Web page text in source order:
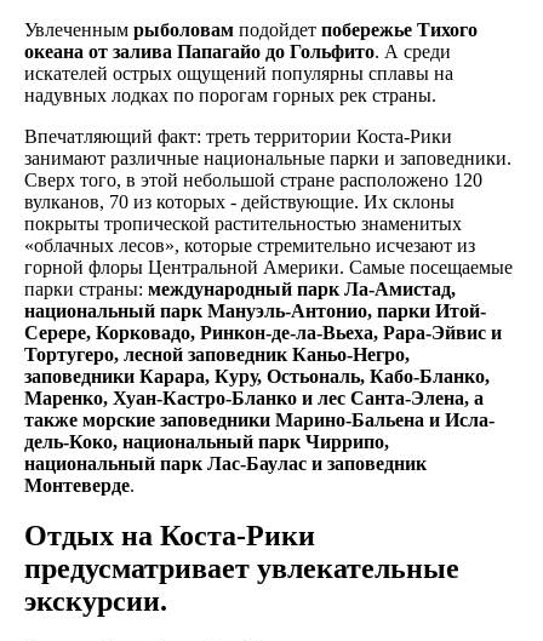
Увлеченнымрыболовамподойдетпобережье Тихого
океана от залива Папагайо до Гольфито. А среди
искателей острых ощущений популярны сплавы на
надувных лодках по порогам горных рек страны.
Впечатляющий факт: треть территории Коста-Рики
занимают различные национальные парки и заповедники.
Сверх того, в этой небольшой стране расположено 120
вулканов, 70 из которых - действующие. Их склоны
покрыты тропической растительностью знаменитых
«облачных лесов», которые стремительно исчезают из
горной флоры Центральной Америки. Самые посещаемые
парки страны:международный парк Ла-Амистад,
национальный парк Мануэль-Антонио, парки Итой-
Серере, Корковадо, Ринкон-де-ла-Вьеха, Рара-Эйвис и
Тортугеро, лесной заповедник Каньо-Негро,
заповедники Карара, Куру, Остьональ, Кабо-Бланко,
Маренко, Хуан-Кастро-Бланко и лес Санта-Элена, а
также морские заповедники Марино-Бальена и Исла-
дель-Коко, национальный парк Чиррипо,
национальный парк Лас-Баулас и заповедник
Монтеверде.
Отдых на Коста-Рики
предусматривает увлекательные
экскурсии.